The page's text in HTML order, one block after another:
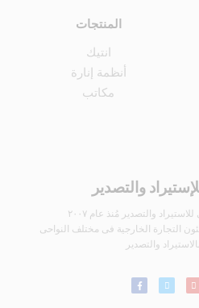
المنتجات
انتيك
أنظمة إنارة
مكاتب
والتصدير
والتصدير مُنذ عام ٢٠٠٧
التجارة الخارجية فى مختلف النواحى
والتصدير